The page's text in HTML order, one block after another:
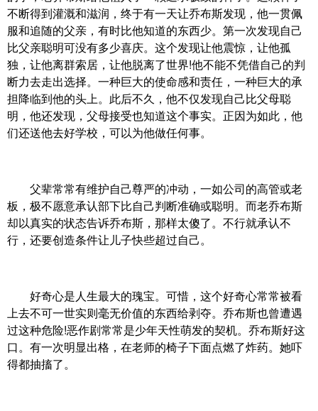
不断得到灌溉和滋润，终于有一天让乔布斯发现，他一贯佩
服和追随的父亲，有时比他知道的东西少。第一次发现自己
比父亲聪明可没有多少喜庆。这个发现让他震惊，让他孤
独，让他离群索居，让他脱离了世界!他不能不凭借自己的判
断力去走出选择。一种巨大的使命感和责任，一种巨大的承
担降临到他的头上。此后不久，他不仅发现自己比父母聪
明，他还发现，父母接受也知道这个事实。正因为如此，他
们还送他去好学校，可以为他做任何事。
父辈常常有维护自己尊严的冲动，一如公司的高管或老
板，极不愿意承认部下比自己判断准确或聪明。而老乔布斯
却以真实的状态告诉乔布斯，那样太傻了。不行就承认不
行，还要创造条件让儿子快些超过自己。
好奇心是人生最大的瑰宝。可惜，这个好奇心常常被看
上去不可一世实则毫无价值的东西给剥夺。乔布斯也曾遭遇
过这种危险!恶作剧常常是少年天性萌发的契机。乔布斯好这
口。有一次明显出格，在老师的椅子下面点燃了炸药。她吓
得都抽搐了。